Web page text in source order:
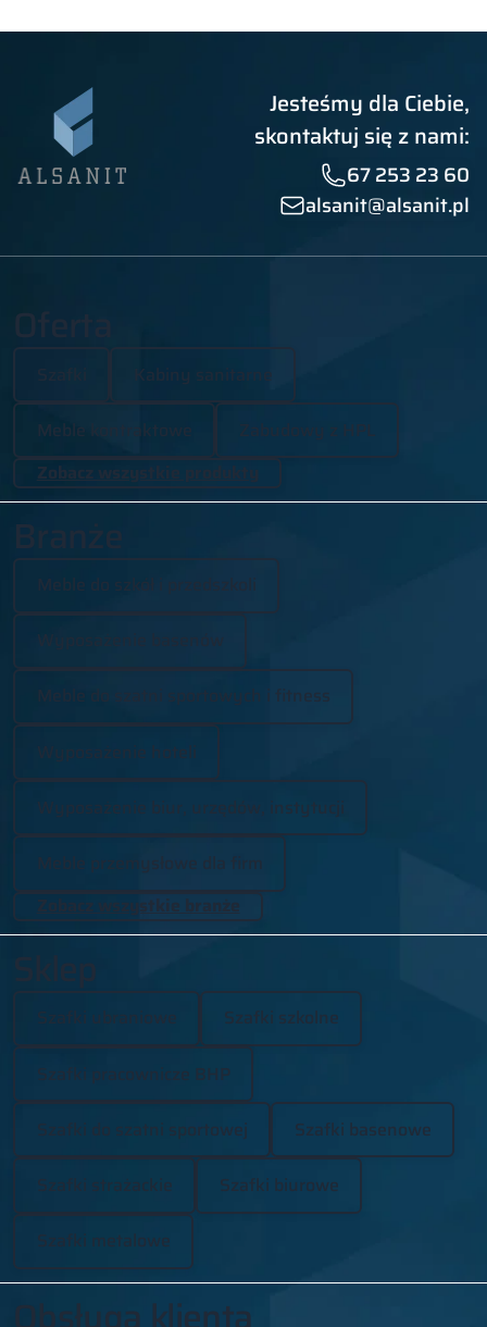
Jesteśmy dla Ciebie,
skontaktuj się z nami:
67 253 23 60
alsanit@alsanit.pl
Oferta
Kabiny sanitarne
Meble kontraktowe
Zobacz wszystkie produkty
Branże
Meble do szkół i przedszkoli
Wyposażenie basenów
Meble do szatni sportowych i fitness
Meble przemysłowe dla firm
Zobacz wszystkie branże
Szafki szkolne
Szafki do szatni sportowej Szafki basenowe
Szafki strażackie Szafki biurowe
Szafki metalowe